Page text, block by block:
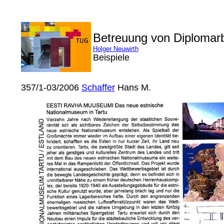
Betreuung von
Holger Neuwirth
Beispiele
357/1-03/2006 SchafferHans M.